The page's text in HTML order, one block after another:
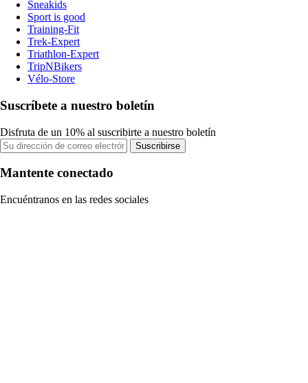
Sneakids
Sport is good
Training-Fit
Trek-Expert
Triathlon-Expert
TripNBikers
Vélo-Store
Suscríbete a nuestro boletín
Disfruta de un 10% al suscribirte a nuestro boletín
Suscribirse
Mantente conectado
Encuéntranos en las redes sociales